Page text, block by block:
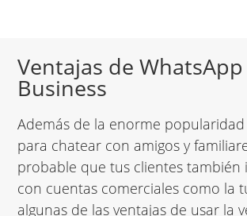
Ventajas de WhatsApp
Business
Además de la enorme
para chatear con amigos y
probable que tus clientes también
con cuentas comerciales como la
algunas de las ventajas de usar la